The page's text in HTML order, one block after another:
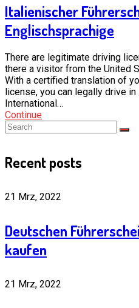
Italienischer
Englischsprachige
There are legitimate driving
there a visitor from the United
With a certified translation of
license, you can legally drive in
International…
Continue
Recent posts
21 Mrz, 2022
Deutschen
kaufen
21 Mrz, 2022